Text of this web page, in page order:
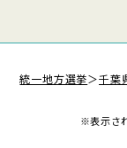
統一地方選挙＞千葉
※表示さ